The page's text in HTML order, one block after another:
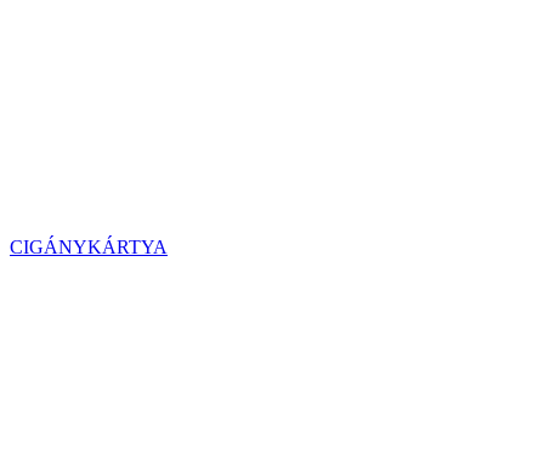
CIGÁNYKÁRTYA